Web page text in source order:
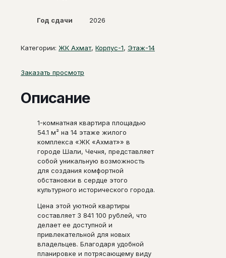
Год сдачи 2026
Категории: ЖК Ахмат, Корпус-1, Этаж-14
Заказать просмотр
Описание
1-комнатная квартира площадью
54.1 м² на 14 этаже жилого
комплекса «ЖК «Ахмат»» в
городе Шали, Чечня, представляет
собой уникальную возможность
для создания комфортной
обстановки в сердце этого
культурного исторического города.
Цена этой уютной квартиры
составляет 3 841 100 рублей, что
делает ее доступной и
привлекательной для новых
владельцев. Благодаря удобной
планировке и потрясающему виду